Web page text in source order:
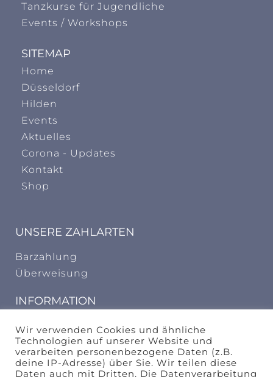
SITEMAP
Home
Düsseldorf
Hilden
Events
Aktuelles
Corona - Updates
Kontakt
Shop
Tanzkurse für Jugendliche
Events / Workshops
UNSERE ZAHLARTEN
Barzahlung
Überweisung
INFORMATION
AGB
Widerrufungsbelehrung
design by
Wir verwenden Cookies und ähnliche
Technologien auf unserer Website und
verarbeiten personenbezogene Daten (z.B.
deine IP-Adresse) über Sie. Wir teilen diese
Daten auch mit Dritten. Die Datenverarbeitung